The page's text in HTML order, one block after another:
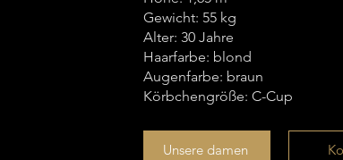
Gewicht: 55 kg
Alter: 30 Jahre
Haarfarbe: blond
Augenfarbe: braun
Körbchengröße: C-Cup
Unsere damen